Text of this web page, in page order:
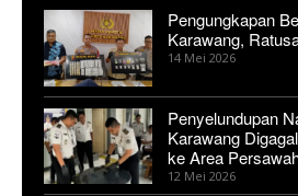
Pengungkapan
Karawang,
14 Mei 2026
Penyelundupan
Karawang
ke Area
12 Mei 2026